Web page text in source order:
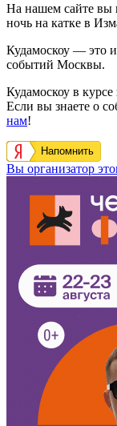
На нашем сайте вы
ночь на катке в
Кудамоскоу — это
событий Москвы.
Кудамоскоу в
Если вы знаете о
нам!
Напомнить
Вы организатор